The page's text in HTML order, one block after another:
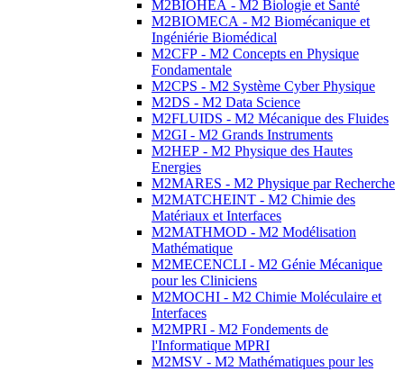
M2BIOHEA - M2 Biologie et Santé
M2BIOMECA - M2 Biomécanique et
Ingéniérie Biomédical
M2CFP - M2 Concepts en Physique
Fondamentale
M2CPS - M2 Système Cyber Physique
M2DS - M2 Data Science
M2FLUIDS - M2 Mécanique des Fluides
M2GI - M2 Grands Instruments
M2HEP - M2 Physique des Hautes
Energies
M2MARES - M2 Physique par Recherche
M2MATCHEINT - M2 Chimie des
Matériaux et Interfaces
M2MATHMOD - M2 Modélisation
Mathématique
M2MECENCLI - M2 Génie Mécanique
pour les Cliniciens
M2MOCHI - M2 Chimie Moléculaire et
Interfaces
M2MPRI - M2 Fondements de
l'Informatique MPRI
M2MSV - M2 Mathématiques pour les